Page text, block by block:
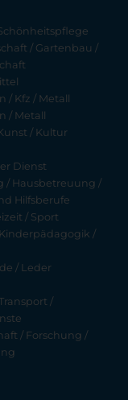
/ Gartenbau /
/ Kfz / Metall
/ Metall
/ Kultur
Dienst
/ Hausbetreuung /
Hilfsberufe
/ Sport
Kinderpädagogik /
/ Leder
/
/ Forschung /